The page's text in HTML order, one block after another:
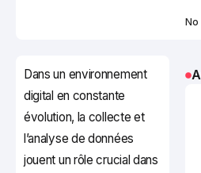
No
Dans un environnement
digital en constante
évolution, la collecte et
l’analyse de données
jouent un rôle crucial dans